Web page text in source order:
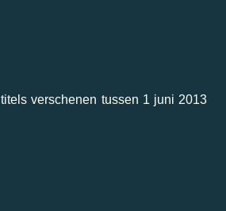
verschenen tussen 1 juni 2013